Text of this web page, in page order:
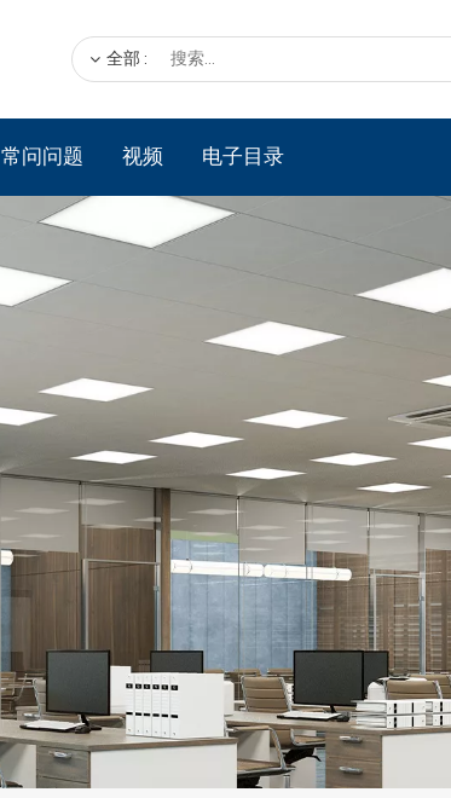
全部 :
常问问题 视频 电子目录